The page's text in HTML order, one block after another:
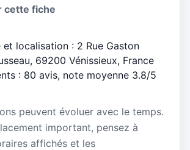
cette fiche
et localisation : 2 Rue Gaston
69200 Vénissieux, France
: 80 avis, note moyenne 3.8/5
peuvent évoluer avec le temps.
important, pensez à
affichés et les